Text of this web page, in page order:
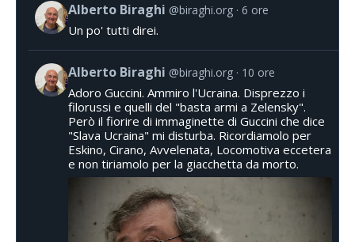
Alberto Biraghi @biraghi.org 6 ore
Un po' tutti direi.
Alberto Biraghi @biraghi.org 10 ore
Adoro Guccini. Ammiro l'Ucraina. Disprezzo i
filorussi e quelli del "basta armi a Zelensky".
Però il fiorire di immaginette di Guccini che dice
"Slava Ucraina" mi disturba. Ricordiamolo per
Eskino, Cirano, Avvelenata, Locomotiva eccetera
e non tiriamolo per la giacchetta da morto.